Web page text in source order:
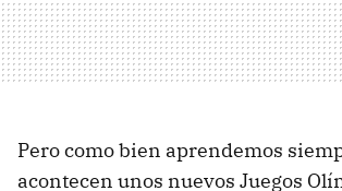
Pero como bien aprendemos
acontecen unos nuevos Juegos